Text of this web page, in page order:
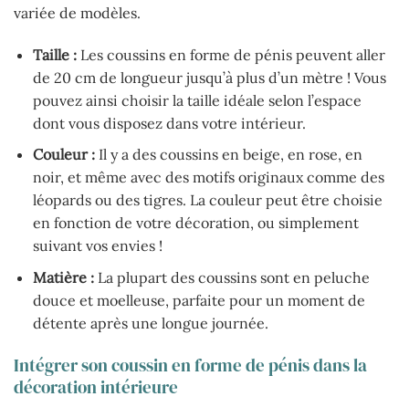
variée de modèles.
Taille :Les coussins en forme de pénis peuvent aller
de 20 cm de longueur jusqu’à plus d’un mètre ! Vous
pouvez ainsi choisir la taille idéale selon l’espace
dont vous disposez dans votre intérieur.
Couleur :Il y a des coussins en beige, en rose, en
noir, et même avec des motifs originaux comme des
léopards ou des tigres. La couleur peut être choisie
en fonction de votre décoration, ou simplement
suivant vos envies !
Matière :La plupart des coussins sont en peluche
douce et moelleuse, parfaite pour un moment de
détente après une longue journée.
Intégrer son coussin en forme de pénis dans la
décoration intérieure